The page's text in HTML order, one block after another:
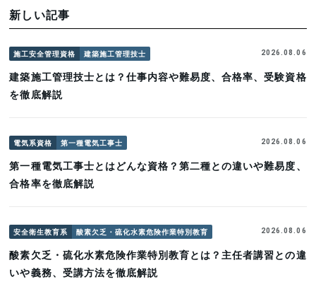
新しい記事
施工安全管理資格 建築施工管理技士 2026.08.06
建築施工管理技士とは？仕事内容や難易度、合格率、受験資格
を徹底解説
電気系資格 第一種電気工事士 2026.08.06
第一種電気工事士とはどんな資格？第二種との違いや難易度、
合格率を徹底解説
安全衛生教育系 酸素欠乏・硫化水素危険作業特別教育 2026.08.06
酸素欠乏・硫化水素危険作業特別教育とは？主任者講習との違
いや義務、受講方法を徹底解説